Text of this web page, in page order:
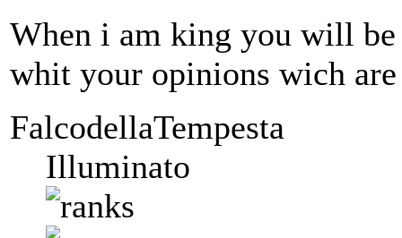
When i am king you will
whit your opinions wich
FalcodellaTempesta
Illuminato